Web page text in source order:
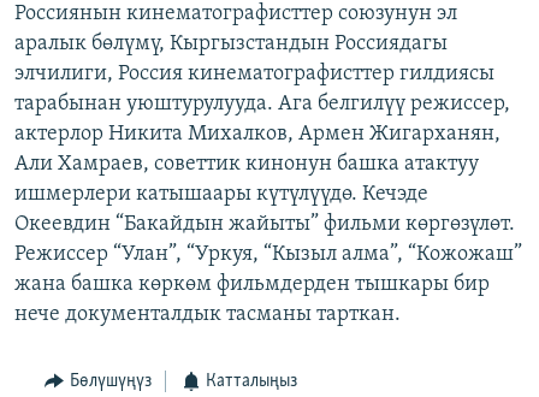
АЗАТТЫК+
ЫҢГАЙСЫЗ СУРООЛОР
ЭЕ/АРнун бардык сайттары
Россиянын кинематографисттер союзунун эл
аралык бөлүмү, Кыргызстандын Россиядагы
элчилиги, Россия кинематографисттер гилдиясы
тарабынан уюштурулууда. Ага белгилүү режиссер,
актерлор Никита Михалков, Армен Жигарханян,
Али Хамраев, советтик кинонун башка атактуу
ишмерлери катышаары күтүлүүдө. Кечэде
Океевдин “Бакайдын жайыты” фильми көргөзүлөт.
Режиссер “Улан”, “Уркуя, “Кызыл алма”, “Кожожаш”
жана башка көркөм фильмдерден тышкары бир
нече документалдык тасманы тарткан.
Бөлүшүңүз Катталыңыз